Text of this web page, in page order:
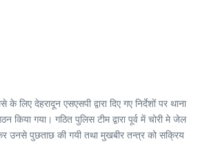
लिए देहरादून एसएसपी द्वारा दिए गए निर्देशों पर थाना
किया गया। गठित पुलिस टीम द्वारा पूर्व में चोरी मे जेल
उनसे पुछताछ की गयी तथा मुखबीर तन्त्र को सक्रिय